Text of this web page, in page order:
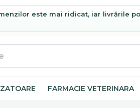
este mai ridicat, iar livrările
FARMACIE VETERINARA